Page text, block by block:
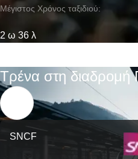
Μέγιστος Χρόνος ταξιδιού:
2 ω 36 λ
Τρένα στη
SNCF